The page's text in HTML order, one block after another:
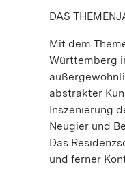
DAS
Mit dem
Württemberg
abstrakter
Inszenierung
Neugier und
Das
und ferner